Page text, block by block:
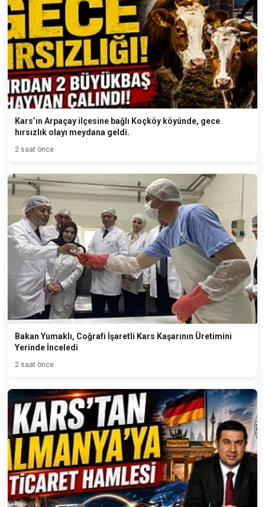
Kars’ın Arpaçay ilçesine bağlı Koçköy köyünde, gece
hırsızlık olayı meydana geldi.
2 saat önce
Bakan Yumaklı, Coğrafi İşaretli Kars Kaşarının Üretimini
Yerinde İnceledi
2 saat önce